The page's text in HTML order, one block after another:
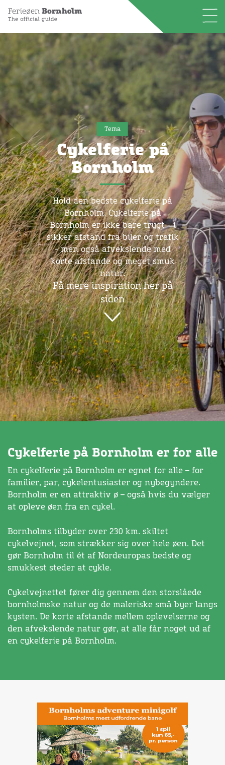
Tema
Cykelferie på
Bornholm
Hold den bedste cykelferie på
Bornholm. Cykelferie på
Bornholm er ikke bare trygt - i
sikker afstand fra biler og trafik
- men også afvekslende med
korte afstande og meget smuk
natur.
Få mere inspiration her på
siden
Cykelferie på Bornholm er for alle
En cykelferie på Bornholm er egnet for alle – for
familier, par, cykelentusiaster og nybegyndere.
Bornholm er en attraktiv ø – også hvis du vælger
at opleve øen fra en cykel.
Bornholms tilbyder over 230 km. skiltet
cykelvejnet, som strækker sig over hele øen. Det
gør Bornholm til ét af Nordeuropas bedste og
smukkest steder at cykle.
Cykelvejnettet fører dig gennem den storslåede
bornholmske natur og de maleriske små byer langs
kysten. De korte afstande mellem oplevelserne og
den afvekslende natur gør, at alle får noget ud af
en cykelferie på Bornholm.